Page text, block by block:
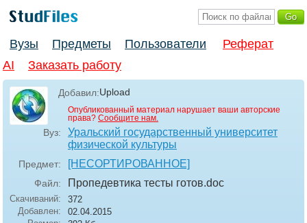
Вузы Предметы Пользователи
Реферат
AI
Заказать работу
Добавил:Upload
Опубликованный материал нарушает ваши авторские
права? Сообщите нам.
Вуз:
Уральский государственный университет
физической культуры
Предмет: [НЕСОРТИРОВАННОЕ]
Файл: Пропедевтика тесты готов.doc
Скачиваний:
372
Добавлен:
02.04.2015